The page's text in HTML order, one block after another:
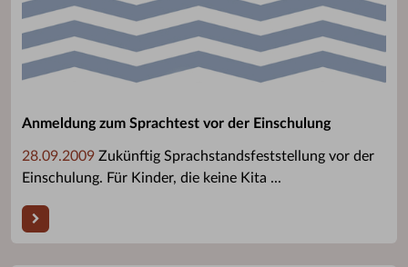
Anmeldung zum Sprachtest vor der Einschulung
28.09.2009 Zukünftig Sprachstandsfeststellung vor der
Einschulung. Für Kinder, die keine Kita ...